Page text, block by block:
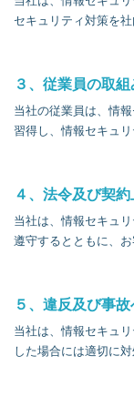
セキュリティ対策を
３、従業員の取組
当社の従業員は、情
習得し、情報セキュ
４、法令及び契
当社は、情報セキュ
遵守するとともに、お
５、違反及び事
当社は、情報セキュ
した場合には適切に